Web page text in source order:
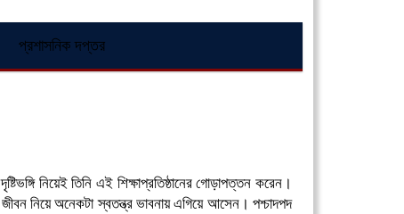
প্রশাসনিক দপ্তর
নিয়েই তিনি এই শিক্ষাপ্রতিষ্ঠানের গোড়াপত্তন করেন।
নিয়ে অনেকটা স্বতন্ত্র ভাবনায় এগিয়ে আসেন। পশ্চাদপদ